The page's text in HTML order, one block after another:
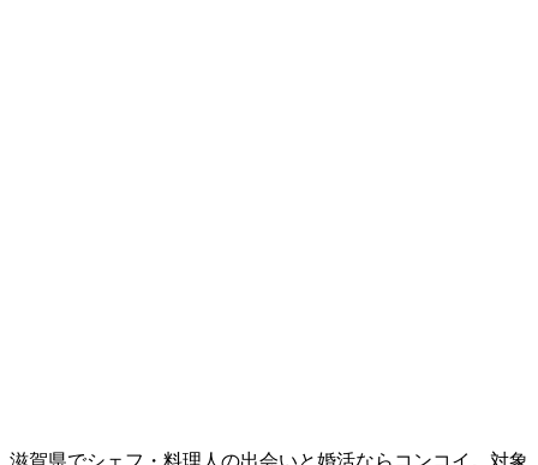
滋賀県でシェフ・料理人の出会いと婚活ならコンコイ。対象